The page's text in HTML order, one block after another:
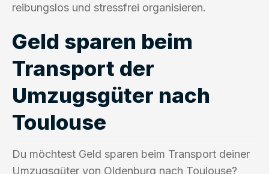
reibungslos und stressfrei organisieren.
Geld sparen beim
Transport der
Umzugsgüter nach
Toulouse
Du möchtest Geld sparen beim Transport deiner
Umzugsgüter von Oldenburg nach Toulouse?